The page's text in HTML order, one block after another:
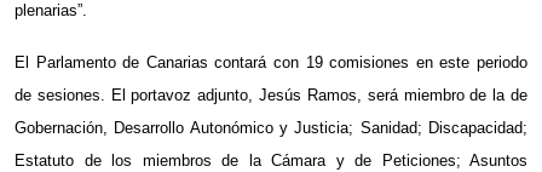
plenarias”.
El Parlamento de Canarias contará con 19 comisiones en este periodo
de sesiones. El portavoz adjunto, Jesús Ramos, será miembro de la de
Gobernación, Desarrollo Autonómico y Justicia; Sanidad; Discapacidad;
Estatuto de los miembros de la Cámara y de Peticiones; Asuntos